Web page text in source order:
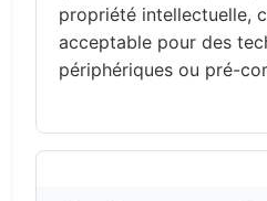
propriété intellectuelle,
acceptable pour des
périphériques ou pré-